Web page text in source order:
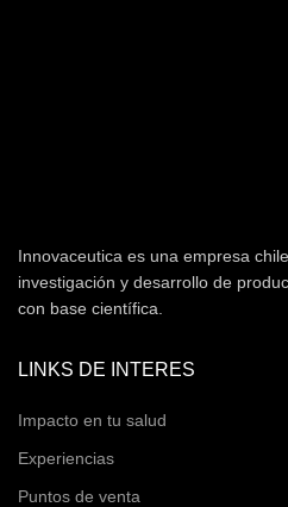
Innovaceutica es una empresa
investigación y desarrollo de
con base científica.
LINKS DE INTERES
Impacto en tu salud
Experiencias
Puntos de venta